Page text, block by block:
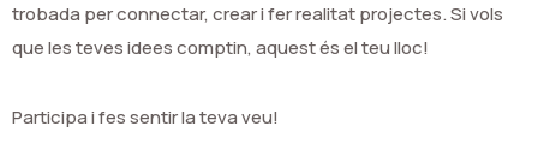
trobada per connectar, crear i fer realitat projectes. Si vols
que les teves idees comptin, aquest és el teu lloc!
Participa i fes sentir la teva veu!